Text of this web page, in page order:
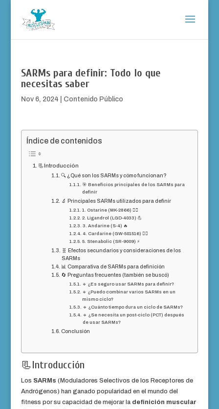
SARMs para definir: Todo lo que
necesitas saber
Nov 6, 2024 Contenido Público
Índice de contenidos
📃Introducción
🔍 ¿Qué son los SARMs y cómo funcionan?
🎯 Beneficios principales de los SARMs para
definir
🔬 Principales SARMs utilizados para definir
1. Ostarine (MK-2866) 🏋️‍♂️
2. Ligandrol (LGD-4033) 💪
3. Andarine (S-4) 🔥
4. Cardarine (GW-501516) 🏃‍♂️
5. Stenabolic (SR-9009) ⚡
🧬 Efectos secundarios y consideraciones de los
SARMs
📊 Comparativa de SARMs para definición
🔄 Preguntas frecuentes (también se buscó)
🔹 ¿Es seguro usar SARMs para definir?
🔹 ¿Puedo combinar varios SARMs en un
mismo ciclo?
🔹 ¿Cuánto tiempo dura un ciclo de SARMs?
🔹 ¿Se necesita un post-ciclo (PCT) después
de usar SARMs?
Conclusión
📃Introducción
Los SARMs (Moduladores Selectivos de los Receptores de
Andrógenos) han ganado popularidad en el mundo del
fitness por su capacidad de mejorar la definición muscular